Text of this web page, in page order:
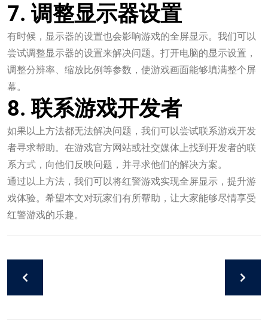
7. 调整显示器设置
有时候，显示器的设置也会影响游戏的全屏显示。我们可以
尝试调整显示器的设置来解决问题。打开电脑的显示设置，
调整分辨率、缩放比例等参数，使游戏画面能够填满整个屏
幕。
8. 联系游戏开发者
如果以上方法都无法解决问题，我们可以尝试联系游戏开发
者寻求帮助。在游戏官方网站或社交媒体上找到开发者的联
系方式，向他们反映问题，并寻求他们的解决方案。
通过以上方法，我们可以将红警游戏实现全屏显示，提升游
戏体验。希望本文对玩家们有所帮助，让大家能够尽情享受
红警游戏的乐趣。